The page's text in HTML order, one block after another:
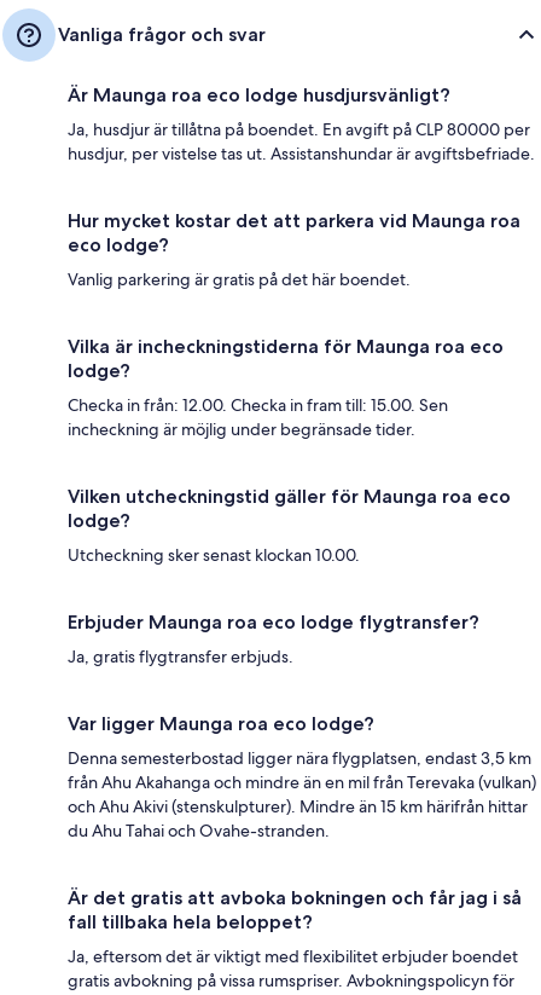
Vanliga frågor och svar
Är Maunga roa eco lodge husdjursvänligt?
Ja, husdjur är tillåtna på boendet. En avgift på CLP 80000 per
husdjur, per vistelse tas ut. Assistanshundar är avgiftsbefriade.
Hur mycket kostar det att parkera vid Maunga roa
eco lodge?
Vanlig parkering är gratis på det här boendet.
Vilka är incheckningstiderna för Maunga roa eco
lodge?
Checka in från: 12.00. Checka in fram till: 15.00. Sen
incheckning är möjlig under begränsade tider.
Vilken utcheckningstid gäller för Maunga roa eco
lodge?
Utcheckning sker senast klockan 10.00.
Erbjuder Maunga roa eco lodge flygtransfer?
Ja, gratis flygtransfer erbjuds.
Var ligger Maunga roa eco lodge?
Denna semesterbostad ligger nära flygplatsen, endast 3,5 km
från Ahu Akahanga och mindre än en mil från Terevaka (vulkan)
och Ahu Akivi (stenskulpturer). Mindre än 15 km härifrån hittar
du Ahu Tahai och Ovahe-stranden.
Är det gratis att avboka bokningen och får jag i så
fall tillbaka hela beloppet?
Ja, eftersom det är viktigt med flexibilitet erbjuder boendet
gratis avbokning på vissa rumspriser. Avbokningspolicyn för